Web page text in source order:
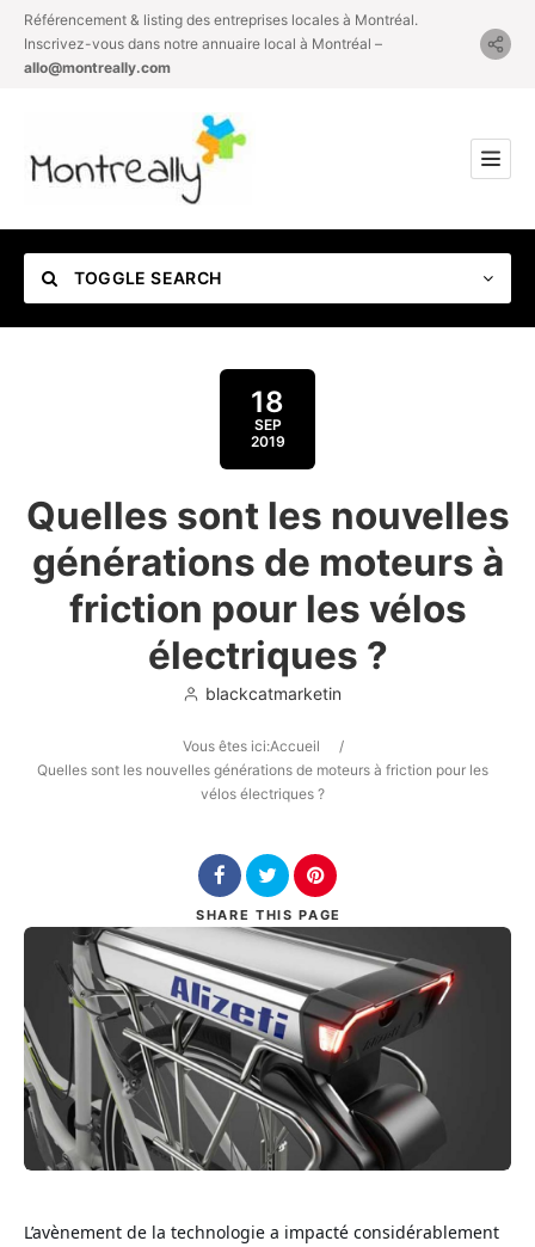
Référencement & listing des entreprises locales à Montréal.
Inscrivez-vous dans notre annuaire local à Montréal –
allo@montreally.com
TOGGLE SEARCH
Location
18
SEP
2019
Quelles sont les nouvelles
générations de moteurs à
friction pour les vélos
électriques ?
blackcatmarketin
Vous êtes ici:Accueil
/
Quelles sont les nouvelles générations de moteurs à friction pour les
vélos électriques ?
SHARE THIS PAGE
L’avènement de la technologie a impacté considérablement